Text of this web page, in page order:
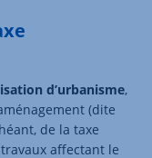
d’urbanisme,
(dite
de la taxe
travaux affectant le